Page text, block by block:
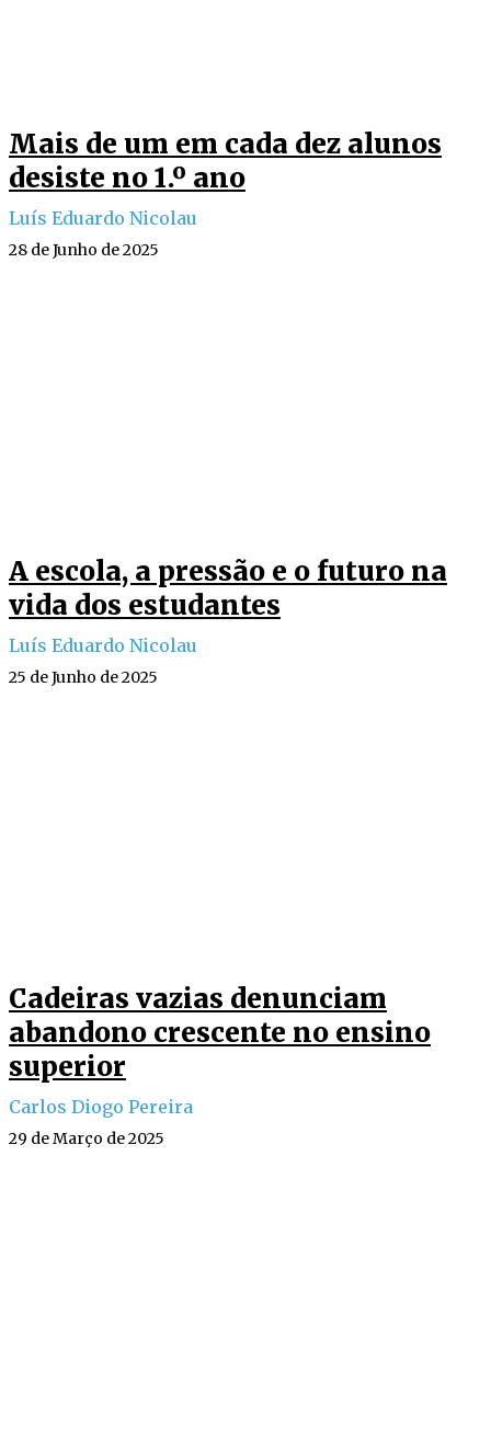
Mais de um em cada dez alunos
desiste no 1.º ano
Luís Eduardo Nicolau
28 de Junho de 2025
A escola, a pressão e o futuro na
vida dos estudantes
Luís Eduardo Nicolau
25 de Junho de 2025
Cadeiras vazias denunciam
abandono crescente no ensino
superior
Carlos Diogo Pereira
29 de Março de 2025